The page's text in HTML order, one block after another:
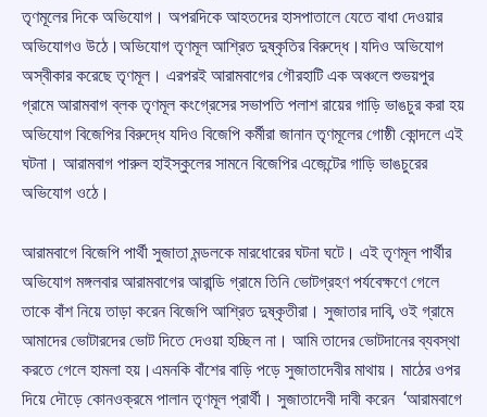
তৃণমূলের দিকে অভিযোগ। অপরদিকে আহতদের হাসপাতালে যেতে বাধা দেওয়ার
অভিযোগও উঠে।অভিযোগ তৃণমূল আশ্রিত দুষ্কৃতির বিরুদ্ধে।যদিও অভিযোগ
অস্বীকার করেছে তৃণমূল। এরপরই আরামবাগের গৌরহাটি এক অঞ্চলে শুভয়পুর
গ্রামে আরামবাগ ব্লক তৃণমূল কংগ্রেসের সভাপতি পলাশ রায়ের গাড়ি ভাঙচুর করা হয়
অভিযোগ বিজেপির বিরুদ্ধে যদিও বিজেপি কর্মীরা জানান তৃণমূলের গোষ্ঠী কোন্দলে এই
ঘটনা। আরামবাগ পারুল হাইস্কুলের সামনে বিজেপির এজেন্টের গাড়ি ভাঙচুরের
অভিযোগ ওঠে।
আরামবাগে বিজেপি পার্থী সুজাতা মন্ডলকে মারধোরের ঘটনা ঘটে। এই তৃণমূল পার্থীর
অভিযোগ মঙ্গলবার আরামবাগের আরান্ডি গ্রামে তিনি ভোটগ্রহণ পর্যবেক্ষণে গেলে
তাকে বাঁশ নিয়ে তাড়া করেন বিজেপি আশ্রিত দুষ্কৃতীরা। সুজাতার দাবি, ওই গ্রামে
আমাদের ভোটারদের ভোট দিতে দেওয়া হচ্ছিল না। আমি তাদের ভোটদানের ব্যবস্থা
করতে গেলে হামলা হয়।এমনকি বাঁশের বাড়ি পড়ে সুজাতাদেবীর মাথায়। মাঠের ওপর
দিয়ে দৌড়ে কোনওক্রমে পালান তৃণমূল প্রার্থী। সুজাতাদেবী দাবী করেন ‘আরামবাগে